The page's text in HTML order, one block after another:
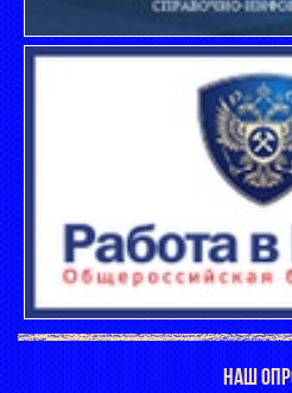
НАШ